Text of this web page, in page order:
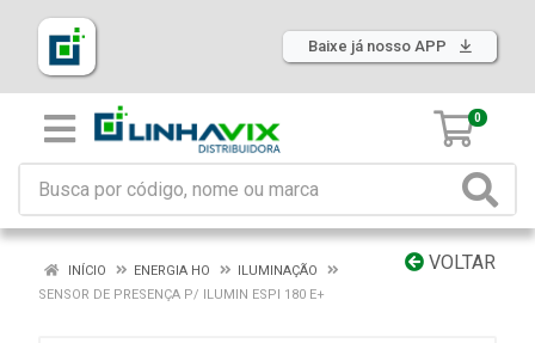
Baixe já nosso APP
0
VOLTAR
INÍCIO ENERGIA HO
ILUMINAÇÃO
SENSOR DE PRESENÇA P/ ILUMIN ESPI 180 E+